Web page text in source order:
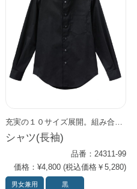
シャツ(長袖)
品番：24311-99
価格：¥4,800 (税込価格￥5,280)
男女兼用 黒